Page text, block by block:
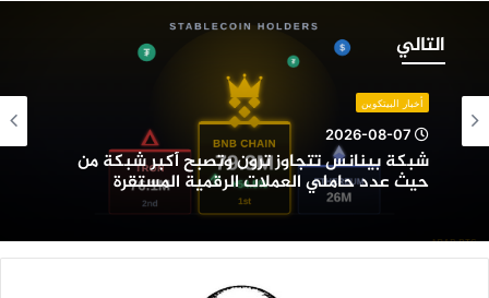
التالي
وتصبح
أكبر
شبكة
حاملي
العملات
أخبار البيتكوين
2026-08-07
شبكة بينانس تتجاوز ترون وتصبح أكبر شبكة من
حيث عدد حاملي العملات الرقمية المستقرة